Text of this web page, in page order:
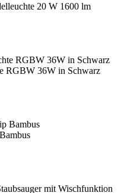
20 W 1600 lm
RGBW 36W in Schwarz